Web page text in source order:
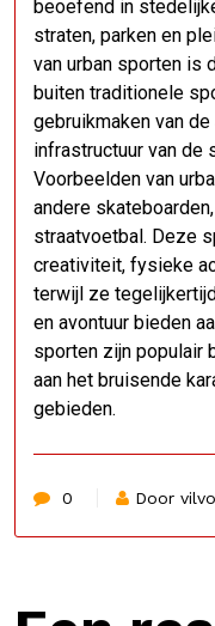
beoefend in
straten, parken en
van urban sporten is
buiten traditionele
gebruikmaken van
infrastructuur van de
Voorbeelden van
andere
straatvoetbal. Deze
creativiteit, fysieke
terwijl ze
en avontuur bieden
sporten zijn populair
aan het bruisende
gebieden.
0 Door